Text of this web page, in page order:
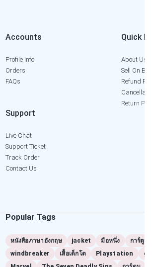
Accounts
Profile Info
Orders
FAQs
Quick
About Us
Sell On
Refund
Return Policy
Support
Live Chat
Support Ticket
Track Order
Contact Us
Popular Tags
หนังสือภาษาอังกฤษ jacket มือหนึ่ง
การ์ตูนมื
windbreaker
เสื้อเด็กโต Playstation